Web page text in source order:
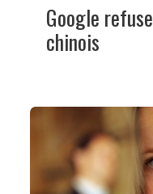
Google
chinois